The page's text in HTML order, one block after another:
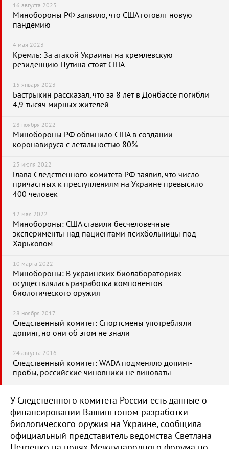
16 августа 2023
Минобороны РФ заявило, что США готовят новую
пандемию
4 мая 2023
Кремль: За атакой Украины на кремлевскую
резиденцию Путина стоят США
15 января 2023
Бастрыкин рассказал, что за 8 лет в Донбассе погибли
4,9 тысяч мирных жителей
28 ноября 2022
Минобороны РФ обвинило США в создании
коронавируса с летальностью 80%
25 июля 2022
Глава Следственного комитета РФ заявил, что число
причастных к преступлениям на Украине превысило
400 человек
12 мая 2022
Минобороны: США ставили бесчеловечные
эксперименты над пациентами психбольницы под
Харьковом
10 марта 2022
Минобороны: В украинских биолабораториях
осуществлялась разработка компонентов
биологического оружия
28 ноября 2017
Следственный комитет: Спортсмены употребляли
допинг, но они об этом не знали
24 августа 2016
Следственный комитет: WADA подменяло допинг-
пробы, российские чиновники не виноваты
У Следственного комитета России есть данные о
финансировании Вашингтоном разработки
биологического оружия на Украине, сообщила
официальный представитель ведомства Светлана